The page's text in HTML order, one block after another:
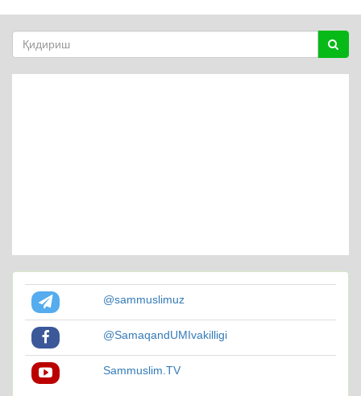
@sammuslimuz
@SamaqandUMIvakilligi
Sammuslim.TV